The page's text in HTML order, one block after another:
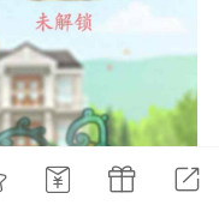
1947597
动
榜吗？】送现
到手软！